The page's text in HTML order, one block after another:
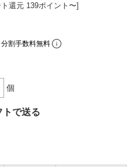
還元 139ポイント〜]
割手数料無料
個
で送る